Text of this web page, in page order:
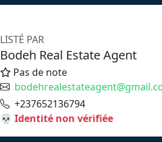
LISTÉ PAR
Bodeh Real Estate Agent
Pas de note
+237652136794
💀 Identité non vérifiée